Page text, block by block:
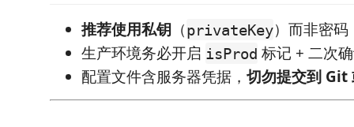
推荐使用私钥 （privateKey）而非密码
生产环境务必开启 isProd 标记 + 二次
配置文件含服务器凭据， 切勿提交到 Git